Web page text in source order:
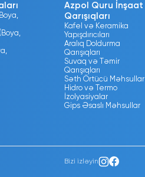
Azpol Quru İnşaat
Qarışıqları
Kafel və Keramika
Yapışdırıcıları
Aralıq Doldurma
Qarışıqları
Suvaq və Təmir
Qarışıqları
Səth Örtücü Məhsullar
Hidro və Termo
İzolyasiyalar
Gips Əsaslı Məhsullar
Bizi izləyin